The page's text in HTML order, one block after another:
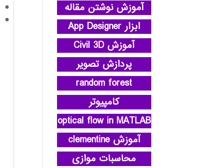
آموزش نوشتن مقاله
ابزار App Designer
آموزش Civil 3D
پردازش تصویر
random forest
کامپیوتر
optical flow in MATLAB
آموزش clementine
محاسبات موازی